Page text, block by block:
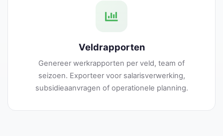
Veldrapporten
Genereer werkrapporten per veld, team of
seizoen. Exporteer voor salarisverwerking,
subsidieaanvragen of operationele planning.